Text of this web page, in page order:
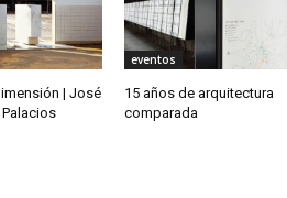
| José
eventos
15 años de arquitectura
comparada